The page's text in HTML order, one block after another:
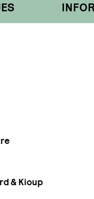
& Kioup